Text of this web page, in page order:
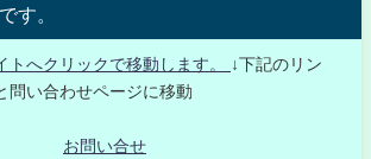
す。
トへクリックで移動します。
↓下記のリン
問い合わせページに移動
お問い合せ